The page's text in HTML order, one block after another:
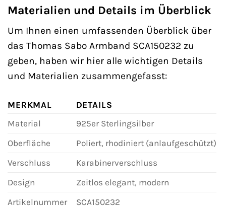
Materialien und Details im Überblick
Um Ihnen einen umfassenden Überblick über
das Thomas Sabo Armband SCA150232 zu
geben, haben wir hier alle wichtigen Details
und Materialien zusammengefasst:
MERKMAL
DETAILS
Material
925er Sterlingsilber
Oberfläche
Poliert, rhodiniert (anlaufgeschützt)
Verschluss
Karabinerverschluss
Design
Zeitlos elegant, modern
Artikelnummer
SCA150232